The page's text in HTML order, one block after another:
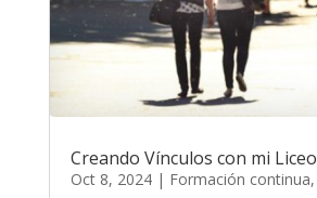
Creando Vínculos con mi Liceo
Oct 8, 2024| Formación continua,